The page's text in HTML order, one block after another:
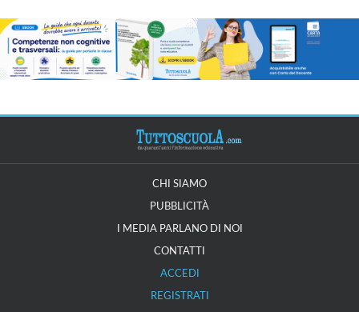
CHI SIAMO
PUBBLICITÀ
I MEDIA PARLANO DI NOI
CONTATTI
ACCEDI
REGISTRATI